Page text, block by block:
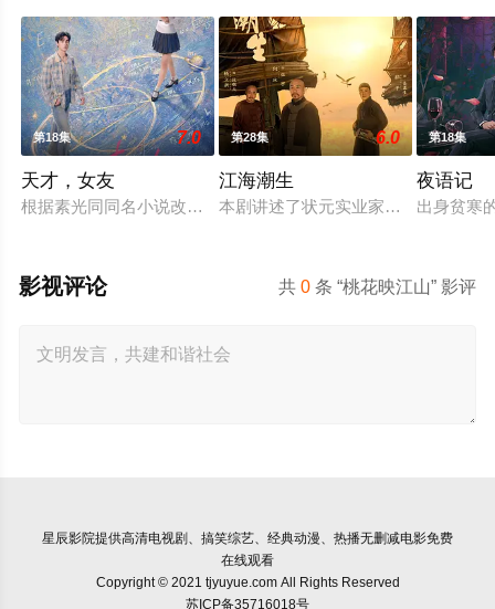
第18集 7.0
天才，女友
根据素光同同名小说改编。江逾白长大以后，林知夏忽然对他
第28集 6.0
江海潮生
本剧讲述了状元实业家张謇创办大生
第18集
夜语记
出身贫寒
共0 条 “桃花映江山” 影评
影视评论
星辰影院提供高清电视剧、搞笑综艺、经典动漫、热播无删减电影免费
在线观看
Copyright © 2021 tjyuyue.com All Rights Reserved
苏ICP备35716018号